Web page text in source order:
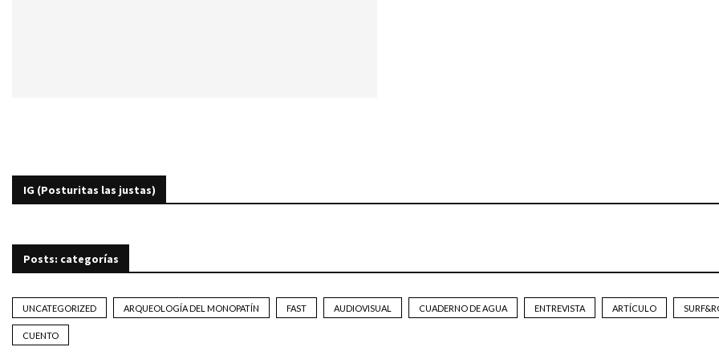
IG (Posturitas las justas)
Posts: categorías
UNCATEGORIZED ARQUEOLOGÍA DEL MONOPATÍN FAST AUDIOVISUAL CUADERNO DE AGUA ENTREVISTA ARTÍCULO
CUENTO